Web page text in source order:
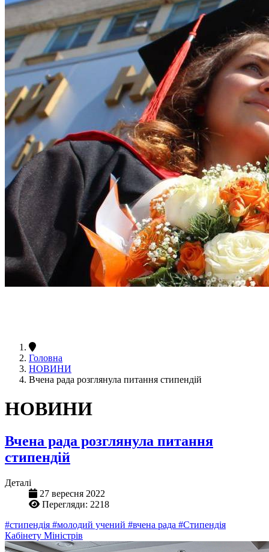
Головна
НОВИНИ
Вчена рада розглянула питання стипендій
НОВИНИ
Вчена рада розглянула питання
стипендій
Деталі
27 вересня 2022
Перегляди: 2218
#стипендія #молодий учений #вчена рада #Стипендія
Кабінету Міністрів